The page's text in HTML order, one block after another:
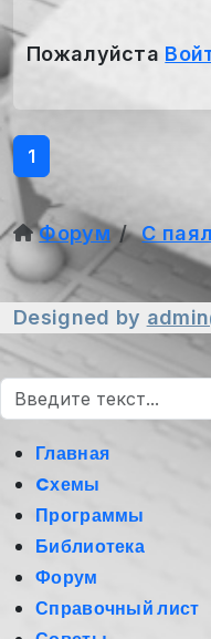
Пожалуйста
1
Форум
С
Designed by
Поиск
Главная
Cхемы
Программы
Библиотека
Форум
Справочный лист